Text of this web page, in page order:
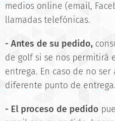
medios online (email,
llamadas telefónicas.
- Antes de su pedido,
de golf si se nos permitirá
entrega. En caso de no
diferente punto de entrega.
- El proceso de pedido